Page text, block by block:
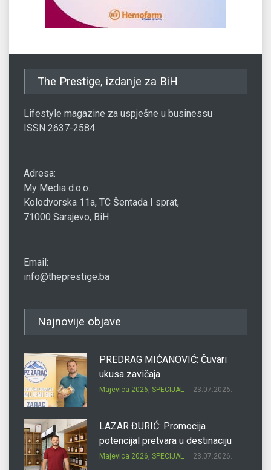
The Prestige, izdanje za BiH
Lifestyle magazine za uspješne u businessu
ISSN 2637-2584
Adresa:
My Media d.o.o.
Kolodvorska 11a, TC Šentada I sprat,
71000 Sarajevo, BiH
Email:
info@theprestige.ba
Najnovije objave
PREDRAG MIĆANOVIĆ: Čuvari
ukusa zavičaja
Majevica 2026, SPECIJAL 23.07.2026.
LAZAR ĐURIĆ: Promocija
potencijal pretvara u destinaciju
Majevica 2026, SPECIJAL 23.07.2026.